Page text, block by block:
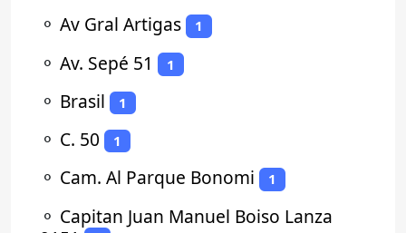
⚬ Av Gral Artigas 1
⚬ Av. Sepé 51 1
⚬ Brasil 1
⚬ C. 50 1
⚬ Cam. Al Parque Bonomi 1
⚬ Capitan Juan Manuel Boiso Lanza